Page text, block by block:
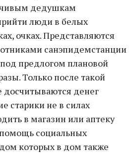
дедушкам
люди в белых
очках. Представляются
санэпидемстанции
предлогом плановой
Только после такой
досчитываются денег
старики не в силах
в магазин или аптеку
социальных
которых в дом также